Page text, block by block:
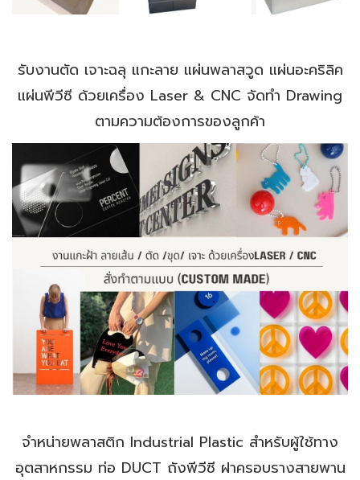
รับงานตัด เจาะฉลุ แกะลาย แผ่นพลาสวูด แผ่นอะคริลิค
แผ่นพีวีซี ด้วยเครื่อง Laser & CNC จัดทำ Drawing
ตามความต้องการของลูกค้า
จำหน่ายพลาสติก Industrial Plastic สำหรับผู้ใช้ทาง
อุตสาหกรรม ท่อ DUCT ถังพีวีซี ฝาครอบรางสายพาน